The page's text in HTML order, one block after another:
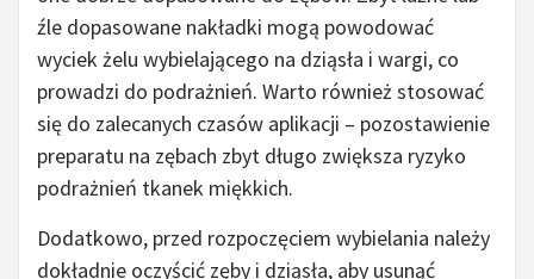
źle dopasowane nakładki mogą powodować
wyciek żelu wybielającego na dziąsła i wargi, co
prowadzi do podrażnień. Warto również stosować
się do zalecanych czasów aplikacji – pozostawienie
preparatu na zębach zbyt długo zwiększa ryzyko
podrażnień tkanek miękkich.
Dodatkowo, przed rozpoczęciem wybielania należy
dokładnie oczyścić zęby i dziąsła, aby usunąć